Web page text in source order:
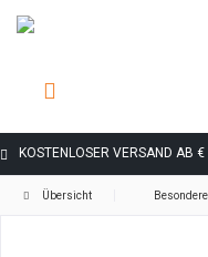
KOSTENLOSER VERSAND AB
Übersicht